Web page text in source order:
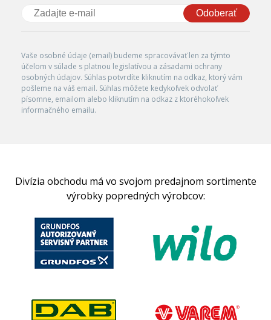
Odoberať
Vaše osobné údaje (email) budeme spracovávať len za týmto
účelom v súlade s platnou legislatívou a zásadami ochrany
osobných údajov. Súhlas potvrdíte kliknutím na odkaz, ktorý vám
pošleme na váš email. Súhlas môžete kedykoľvek odvolať
písomne, emailom alebo kliknutím na odkaz z ktoréhokoľvek
informačného emailu.
Divízia obchodu má vo svojom predajnom sortimente
výrobky popredných výrobcov: